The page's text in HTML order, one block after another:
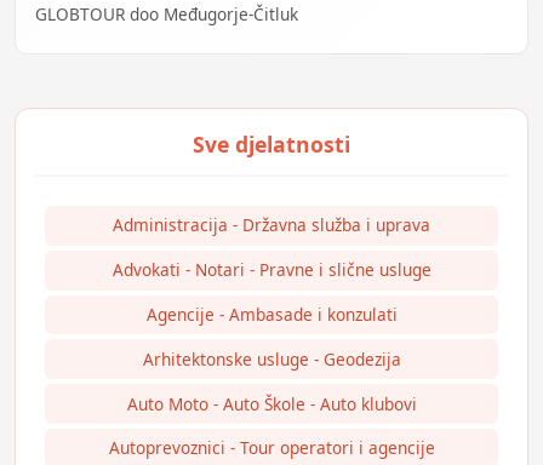
GLOBTOUR doo Međugorje-Čitluk
Administracija - Državna služba i uprava
Advokati - Notari - Pravne i slične usluge
Agencije - Ambasade i konzulati
Arhitektonske usluge - Geodezija
Auto Moto - Auto Škole - Auto klubovi
Autoprevoznici - Tour operatori i agencije